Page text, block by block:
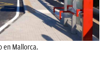
en Mallorca.